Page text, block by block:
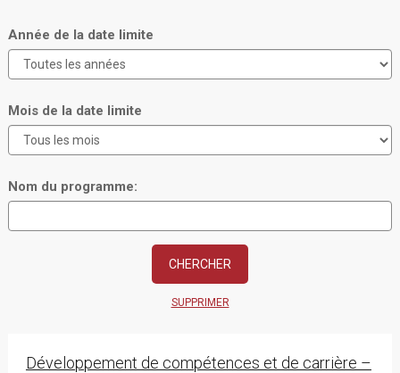
Année de la date limite
Mois de la date limite
Nom du programme:
SUPPRIMER
Développement de compétences et de carrière –